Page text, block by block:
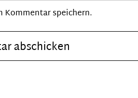
Kommentar speichern.